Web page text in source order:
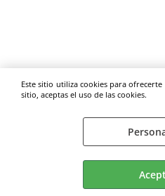
Este sitio utiliza cookies para
sitio, aceptas el uso de las cookies.